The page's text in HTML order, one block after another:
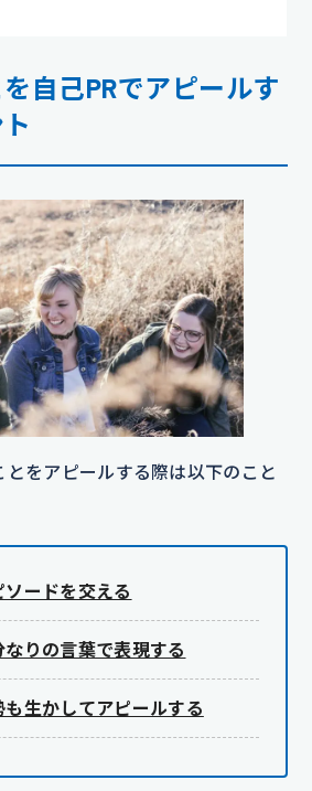
自己PRでアピールす
とをアピールする際は以下のこと
ードを交える
りの言葉で表現する
生かしてアピールする